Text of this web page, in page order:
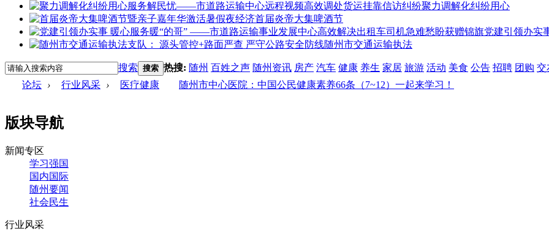
聚力调解化纠纷用心
首届炎帝大集啤酒节
党建引领办实
随州市交通运输执法
搜索 搜索 热搜: 随州 百姓之声 随州资讯 房产 汽车 健康 养生 家居 旅游 活动 美食 公告 招聘 团购 交
论坛 › 行业风采 › 医疗健康 随州市中心医院：中国公民健康素养66条（7~12）一起来学习！
版块导航
新闻专区
学习强国
国内国际
随州要闻
社会民生
行业风采